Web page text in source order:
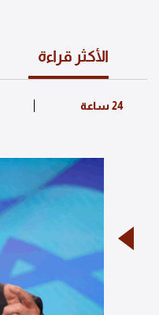
الأكثر قراءة